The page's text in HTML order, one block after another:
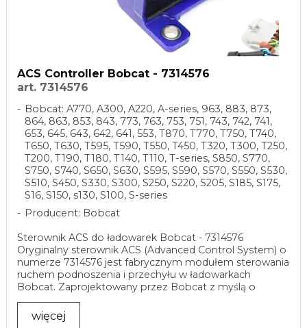
ACS Controller Bobcat - 7314576
art. 7314576
Bobcat: A770, A300, A220, A-series, 963, 883, 873,
864, 863, 853, 843, 773, 763, 753, 751, 743, 742, 741,
653, 645, 643, 642, 641, 553, T870, T770, T750, T740,
T650, T630, T595, T590, T550, T450, T320, T300, T250,
T200, T190, T180, T140, T110, T-series, S850, S770,
S750, S740, S650, S630, S595, S590, S570, S550, S530,
S510, S450, S330, S300, S250, S220, S205, S185, S175,
S16, S150, s130, S100, S-series
Producent: Bobcat
Sterownik ACS do ładowarek Bobcat - 7314576
Oryginalny sterownik ACS (Advanced Control System) o
numerze 7314576 jest fabrycznym modułem sterowania
ruchem podnoszenia i przechyłu w ładowarkach
Bobcat. Zaprojektowany przez Bobcat z myślą o
wysokiej ...
więcej